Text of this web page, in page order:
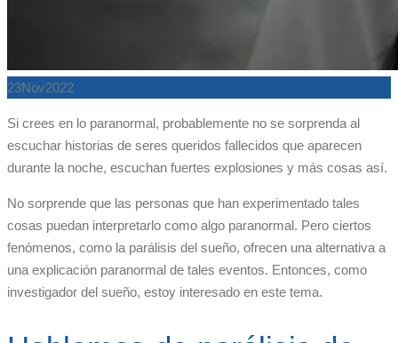
23Nov2022
Si crees en lo paranormal, probablemente no se sorprenda al
escuchar historias de seres queridos fallecidos que aparecen
durante la noche, escuchan fuertes explosiones y más cosas así.
No sorprende que las personas que han experimentado tales
cosas puedan interpretarlo como algo paranormal. Pero ciertos
fenómenos, como la parálisis del sueño, ofrecen una alternativa a
una explicación paranormal de tales eventos. Entonces, como
investigador del sueño, estoy interesado en este tema.